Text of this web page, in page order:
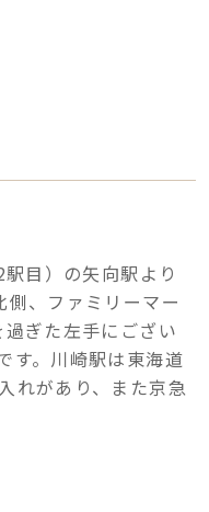
目）の矢向駅より
、ファミリーマー
ぎた左手にござい
す。川崎駅は東海道
れがあり、また京急